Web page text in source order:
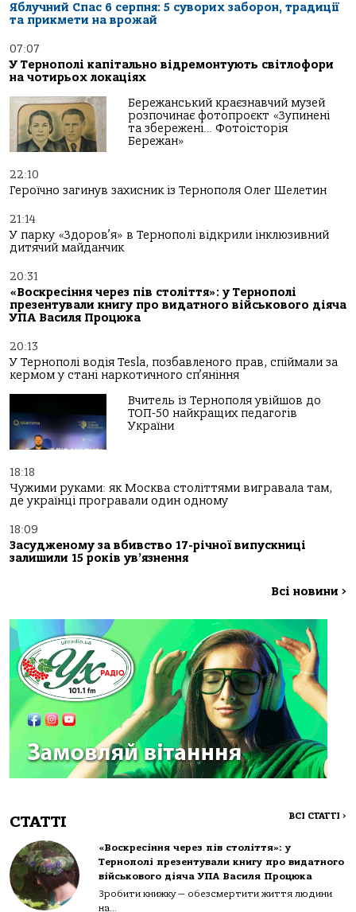
Яблучний Спас 6 серпня: 5 суворих заборон, традиції
та прикмети на врожай
07:07
У Тернополі капітально відремонтують світлофори
на чотирьох локаціях
Бережанський краєзнавчий музей
розпочинає фотопроєкт «Зупинені
та збережені… Фотоісторія
Бережан»
22:10
Героїчно загинув захисник із Тернополя Олег Шелетин
21:14
У парку «Здоров’я» в Тернополі відкрили інклюзивний
дитячий майданчик
20:31
«Воскресіння через пів століття»: у Тернополі
презентували книгу про видатного військового діяча
УПА Василя Процюка
20:13
У Тернополі водія Tesla, позбавленого прав, спіймали за
кермом у стані наркотичного сп’яніння
Вчитель із Тернополя увійшов до
ТОП-50 найкращих педагогів
України
18:18
Чужими руками: як Москва століттями вигравала там,
де українці програвали один одному
18:09
Засудженому за вбивство 17-річної випускниці
залишили 15 років ув’язнення
Всі новини >
СТАТТІ ВСІ СТАТТІ >
«Воскресіння через пів століття»: у
Тернополі презентували книгу про видатного
військового діяча УПА Василя Процюка
Зробити книжку — обезсмертити життя людини
на...